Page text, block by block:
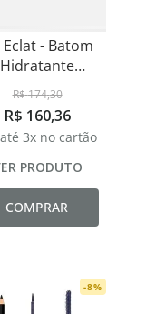
Eclat - Batom
Hidratante
Vermelho
R$174,30
R$ 160,36
3x no cartão
PRODUTO
COMPRAR
-8%